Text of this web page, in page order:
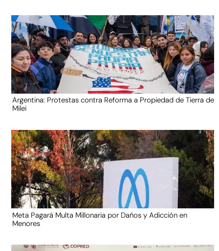
Argentina: Protestas contra Reforma a Propiedad de Tierra de
Milei
Meta Pagará Multa Millonaria por Daños y Adicción en
Menores